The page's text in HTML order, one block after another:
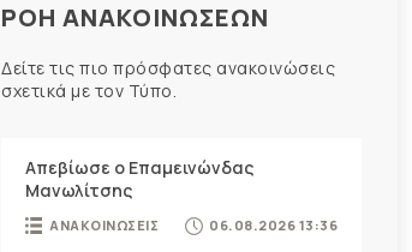
ΡΟΗ ΑΝΑΚΟΙΝΩΣΕΩΝ
Δείτε τις πιο πρόσφατες ανακοινώσεις
σχετικά με τον Τύπο.
Απεβίωσε ο Επαμεινώνδας
Μανωλίτσης
ΑΝΑΚΟΙΝΩΣΕΙΣ 06.08.2026 13:36